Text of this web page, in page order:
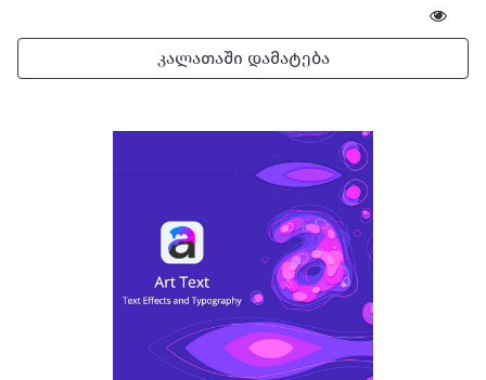
Car Gadgets
კალათაში დამატება